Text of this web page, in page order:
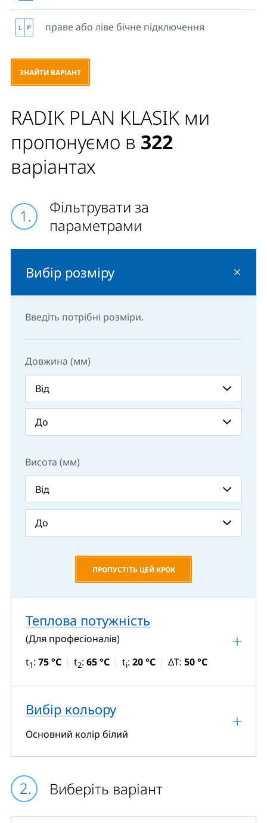
праве або ліве бічне підключення
ЗНАЙТИ ВАРІАНТ
RADIK PLAN KLASIK ми
пропонуємо в 322
варіантах
Фільтрувати за
параметрами
Вибір розміру
Введіть потрібні розміри.
Довжина (мм)
Висота (мм)
ПРОПУСТІТЬ ЦЕЙ КРОК
Теплова потужність
(Для професіоналів)
t1: 75 °C t2: 65 °C ti: 20 °C ΔT: 50 °C
Вибір кольору
Основний колір білий
Виберіть варіант